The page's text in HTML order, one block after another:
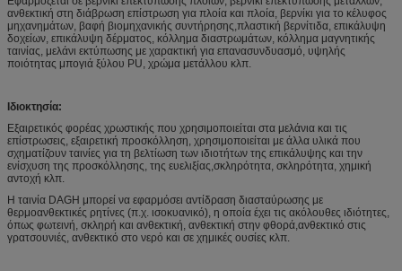
ανθεκτική στη διάβρωση επίστρωση για πλοία και πλοία, βερνίκι για το κέλυφος
μηχανημάτων, βαφή βιομηχανικής συντήρησης,πλαστική βερνίτιδα, επικάλυψη
δοχείων, επικάλυψη δέρματος, κόλλημα διαστρωμάτων, κόλλημα μαγνητικής
ταινίας, μελάνι εκτύπωσης με χαρακτική για επανασυνδυασμό, υψηλής
ποιότητας μπογιά ξύλου PU, χρώμα μετάλλου κλπ.
Ιδιοκτησία:
Εξαιρετικός φορέας χρωστικής που χρησιμοποιείται στα μελάνια και τις
επίστρωσεις, εξαιρετική προσκόλληση, χρησιμοποιείται με άλλα υλικά που
σχηματίζουν ταινίες για τη βελτίωση των ιδιοτήτων της επικάλυψης και την
ενίσχυση της προσκόλλησης, της ευελιξίας,σκληρότητα, σκληρότητα, χημική
αντοχή κλπ.
Η ταινία DAGH μπορεί να εφαρμόσει αντίδραση διασταύρωσης με
θερμοανθεκτικές ρητίνες (π.χ. ισοκυανικό), η οποία έχει τις ακόλουθες ιδιότητες,
όπως φωτεινή, σκληρή και ανθεκτική, ανθεκτική στην φθορά,ανθεκτικό στις
γρατσουνιές, ανθεκτικό στο νερό και σε χημικές ουσίες κλπ.